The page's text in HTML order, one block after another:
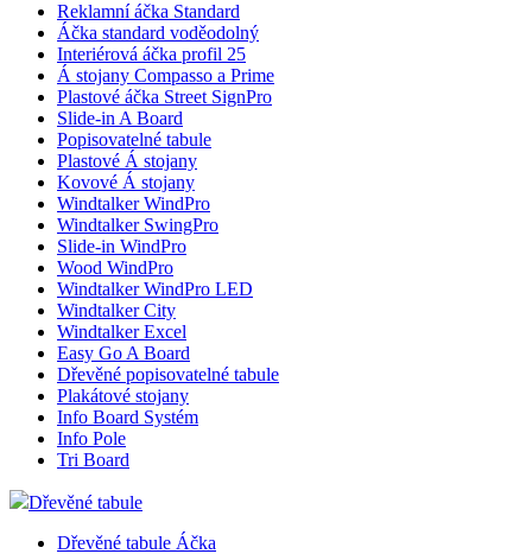
Reklamní áčka Standard
Áčka standard voděodolný
Interiérová áčka profil 25
Á stojany Compasso a Prime
Plastové áčka Street SignPro
Slide-in A Board
Popisovatelné tabule
Plastové Á stojany
Kovové Á stojany
Windtalker WindPro
Windtalker SwingPro
Slide-in WindPro
Wood WindPro
Windtalker WindPro LED
Windtalker City
Windtalker Excel
Easy Go A Board
Dřevěné popisovatelné tabule
Plakátové stojany
Info Board Systém
Info Pole
Tri Board
Dřevěné tabule
Dřevěné tabule Áčka